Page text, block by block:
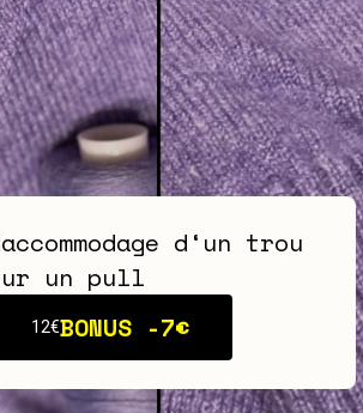
d‘un trou
un pull
12€BONUS -7€